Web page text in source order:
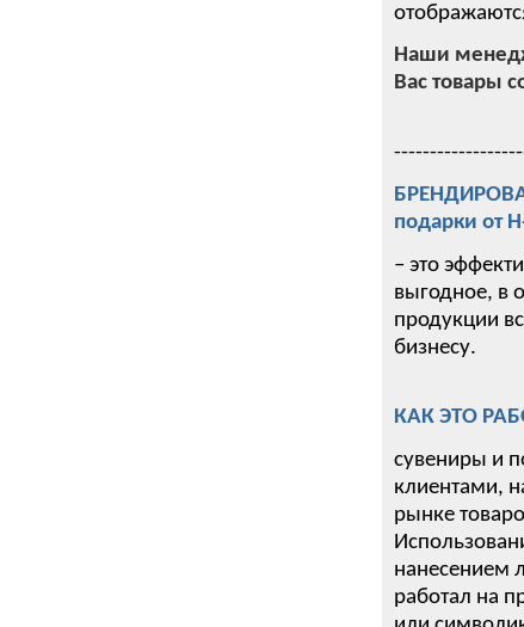
Наши
Вас товары
подарки от
– это
выгодное, в
продукции
бизнесу.
КАК ЭТО
сувениры и
клиентами,
рынке
нанесением
работал на